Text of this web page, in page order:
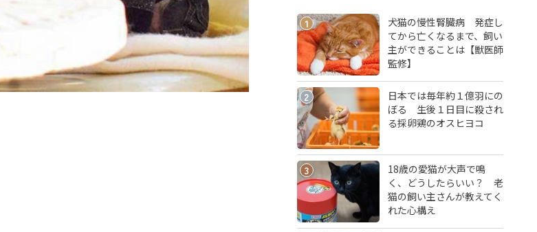
1
犬猫の慢性腎臓病 発症し
てから亡くなるまで、飼い
主ができることは【獣医師
監修】
2
日本では毎年約１億羽にの
ぼる 生後１日目に殺され
る採卵鶏のオスヒヨコ
3
18歳の愛猫が大声で鳴
く、どうしたらいい？ 老
猫の飼い主さんが教えてく
れた心構え